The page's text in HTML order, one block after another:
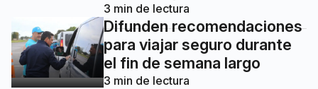
3 min de lectura
Difunden recomendaciones
para viajar seguro durante
el fin de semana largo
3 min de lectura